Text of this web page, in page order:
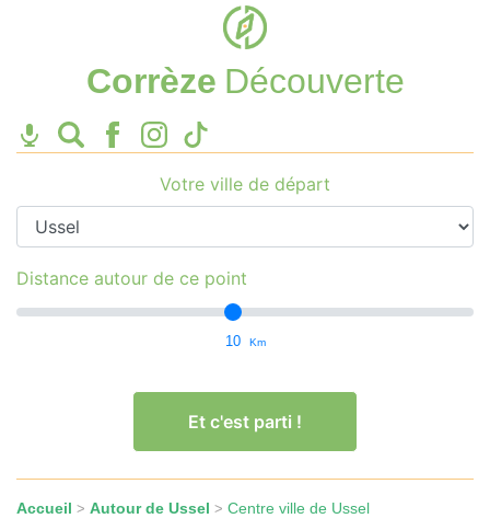
Corrèze Découverte
Votre ville de départ
Distance autour de ce point
10 Km
Et c'est parti !
Accueil > Autour de Ussel > Centre ville de Ussel